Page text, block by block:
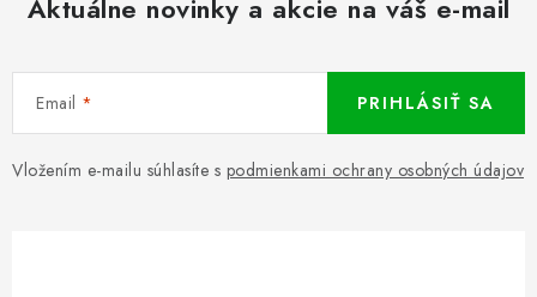
Aktuálne novinky a akcie na váš e-mail
Email
Vložením e-mailu súhlasíte s podmienkami ochrany osobných údajov
PRIHLÁSIŤ SA